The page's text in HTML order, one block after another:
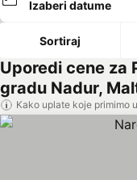
Izaberi datume
Sortiraj
Uporedi cene za
gradu Nadur,
Kako uplate koje primimo